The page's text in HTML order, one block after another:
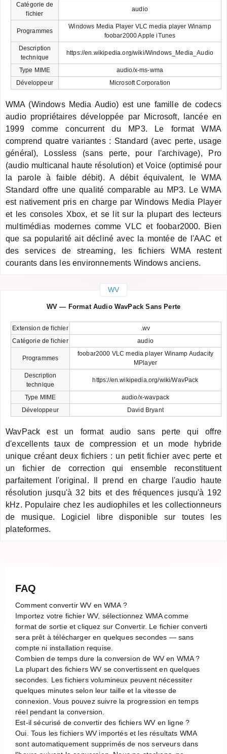
Catégorie de
fichier
audio
Programmes
Windows Media Player VLC media player Winamp
foobar2000 Apple iTunes
Description
technique
https://en.wikipedia.org/wiki/Windows_Media_Audio
Type MIME
audio/x-ms-wma
Développeur
Microsoft Corporation
WMA (Windows Media Audio) est une famille de codecs
audio propriétaires développée par Microsoft, lancée en
1999 comme concurrent du MP3. Le format WMA
comprend quatre variantes : Standard (avec perte, usage
général), Lossless (sans perte, pour l'archivage), Pro
(audio multicanal haute résolution) et Voice (optimisé pour
la parole à faible débit). A débit équivalent, le WMA
Standard offre une qualité comparable au MP3. Le WMA
est nativement pris en charge par Windows Media Player
et les consoles Xbox, et se lit sur la plupart des lecteurs
multimédias modernes comme VLC et foobar2000. Bien
que sa popularité ait décliné avec la montée de l'AAC et
des services de streaming, les fichiers WMA restent
courants dans les environnements Windows anciens.
WV
WV — Format Audio WavPack Sans Perte
Extension de fichier
.wv
Catégorie de fichier
audio
Programmes
foobar2000 VLC media player Winamp Audacity
MPlayer
Description
technique
https://en.wikipedia.org/wiki/WavPack
Type MIME
audio/x-wavpack
Développeur
David Bryant
WavPack est un format audio sans perte qui offre
d'excellents taux de compression et un mode hybride
unique créant deux fichiers : un petit fichier avec perte et
un fichier de correction qui ensemble reconstituent
parfaitement l'original. Il prend en charge l'audio haute
résolution jusqu'à 32 bits et des fréquences jusqu'à 192
kHz. Populaire chez les audiophiles et les collectionneurs
de musique. Logiciel libre disponible sur toutes les
plateformes.
FAQ
Comment convertir WV en WMA ?
Importez votre fichier WV, sélectionnez WMA comme
format de sortie et cliquez sur Convertir. Le fichier converti
sera prêt à télécharger en quelques secondes — sans
compte ni installation requise.
Combien de temps dure la conversion de WV en WMA ?
La plupart des fichiers WV se convertissent en quelques
secondes. Les fichiers volumineux peuvent nécessiter
quelques minutes selon leur taille et la vitesse de
connexion. Vous pouvez suivre la progression en temps
réel pendant la conversion.
Est-il sécurisé de convertir des fichiers WV en ligne ?
Oui. Tous les fichiers WV importés et les résultats WMA
sont automatiquement supprimés de nos serveurs dans